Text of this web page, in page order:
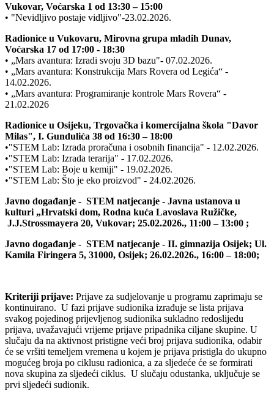
Vukovar, Voćarska 1 od 13:30 – 15:00
• "Nevidljivo postaje vidljivo"-23.02.2026.
Radionice u Vukovaru, Mirovna grupa mladih Dunav,
Voćarska 17 od 17:00 - 18:30
• „Mars avantura: Izradi svoju 3D bazu"- 07.02.2026.
• „Mars avantura: Konstrukcija Mars Rovera od Legića“ -
14.02.2026.
• „Mars avantura: Programiranje kontrole Mars Rovera“ -
21.02.2026
Radionice u Osijeku, Trgovačka i komercijalna škola "Davor
Milas", I. Gundulića 38 od 16:30 – 18:00
•"STEM Lab: Izrada proračuna i osobnih financija" - 12.02.2026.
•"STEM Lab: Izrada terarija" - 17.02.2026.
•"STEM Lab: Boje u kemiji" - 19.02.2026.
•"STEM Lab: Što je eko proizvod" - 24.02.2026.
Javno događanje - STEM natjecanje - Javna ustanova u
kulturi „Hrvatski dom, Rodna kuća Lavoslava Ružičke,
J.J.Strossmayera 20, Vukovar; 25.02.2026., 11:00 – 13:00 ;
Javno događanje - STEM natjecanje - II. gimnazija Osijek; Ul.
Kamila Firingera 5, 31000, Osijek; 26.02.2026., 16:00 – 18:00;
Kriteriji prijave: Prijave za sudjelovanje u programu zaprimaju se
kontinuirano. U fazi prijave sudionika izrađuje se lista prijava
svakog pojedinog prijevljenog sudionika sukladno redoslijedu
prijava, uvažavajući vrijeme prijave pripadnika ciljane skupine. U
slučaju da na aktivnost pristigne veći broj prijava sudionika, odabir
će se vršiti temeljem vremena u kojem je prijava pristigla do ukupno
mogućeg broja po ciklusu radionica, a za sljedeće će se formirati
nova skupina za sljedeći ciklus. U slučaju odustanka, uključuje se
prvi sljedeći sudionik.